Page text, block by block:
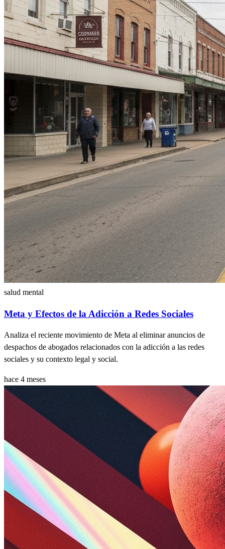
salud mental
Meta y Efectos de la Adicción a Redes Sociales
Analiza el reciente movimiento de Meta al eliminar anuncios de
despachos de abogados relacionados con la adicción a las redes
sociales y su contexto legal y social.
hace 4 meses